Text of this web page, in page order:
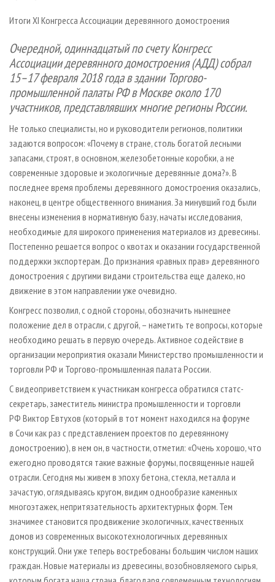
ПРОИЗВОДСТВО ДРЕВЕСНЫХ ПЛИТ
ДЕРЕВЯННОЕ ДОМОСТРОЕНИЕ
ПРОИЗВОДСТВО МЕБЕЛИ
БИОЭНЕРГЕТИКА
ЦБП
ИНСТРУМЕНТ И МАТЕРИАЛЫ
МОБИЛЬНЫЕ ВЫСТАВКИ
ОФИЦИАЛЬНЫЕ ДЕЛЕГАЦИИ
ПРИОРИТЕТНЫЕ ИНВЕСТПРОЕКТЫ
RUSSIAN FORESTRY REVIEW
ГАЗЕТА ЛЕСПРОМФОРУМ
БИБЛИОТЕКА СПЕЦИАЛИСТА
Итоги XI Конгресса Ассоциации деревянного домостроения
Очередной, одиннадцатый по счету Конгресс
Ассоциации деревянного домостроения (АДД) собрал
15–17 февраля 2018 года в здании Торгово-
промышленной палаты РФ в Москве около 170
участников, представлявших многие регионы России.
Не только специалисты, но и руководители регионов, политики
задаются вопросом: «Почему в стране, столь богатой лесными
запасами, строят, в основном, железобетонные коробки, а не
современные здоровые и экологичные деревянные дома?». В
последнее время проблемы деревянного домостроения оказались,
наконец, в центре общественного внимания. За минувший год были
внесены изменения в нормативную базу, начаты исследования,
необходимые для широкого применения материалов из древесины.
Постепенно решается вопрос о квотах и оказании государственной
поддержки экспортерам. До признания «равных прав» деревянного
домостроения с другими видами строительства еще далеко, но
движение в этом направлении уже очевидно.
Конгресс позволил, с одной стороны, обозначить нынешнее
положение дел в отрасли, с другой, – наметить те вопросы, которые
необходимо решать в первую очередь. Активное содействие в
организации мероприятия оказали Министерство промышленности и
торговли РФ и Торгово-промышленная палата России.
С видеоприветствием к участникам конгресса обратился статс-
секретарь, заместитель министра промышленности и торговли
РФ Виктор Евтухов (который в тот момент находился на форуме
в Сочи как раз с представлением проектов по деревянному
домостроению), в нем он, в частности, отметил: «Очень хорошо, что
ежегодно проводятся такие важные форумы, посвященные нашей
отрасли. Сегодня мы живем в эпоху бетона, стекла, металла и
зачастую, оглядываясь кругом, видим однообразие каменных
многоэтажек, непритязательность архитектурных форм. Тем
значимее становится продвижение экологичных, качественных
домов из современных высокотехнологичных деревянных
конструкций. Они уже теперь востребованы большим числом наших
граждан. Новые материалы из древесины, возобновляемого сырья,